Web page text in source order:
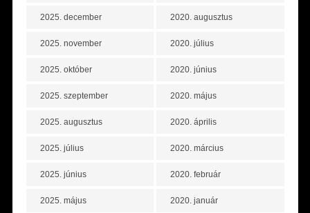
2025. december
2025. november
2025. október
2025. szeptember
2025. augusztus
2025. július
2025. június
2025. május
2020. augusztus
2020. július
2020. június
2020. május
2020. április
2020. március
2020. február
2020. január